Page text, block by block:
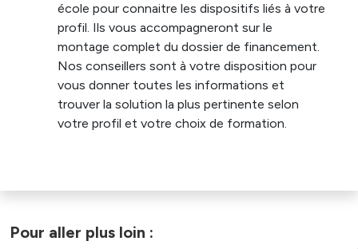
école pour connaitre les dispositifs liés à votre
profil. Ils vous accompagneront sur le
montage complet du dossier de financement.
Nos conseillers sont à votre disposition pour
vous donner toutes les informations et
trouver la solution la plus pertinente selon
votre profil et votre choix de formation.
Pour aller plus loin :